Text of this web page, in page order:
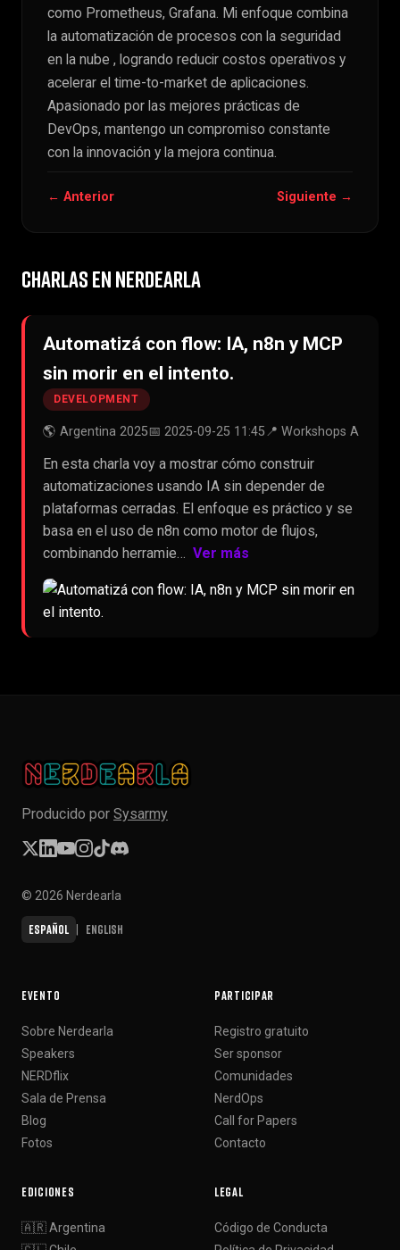
como Prometheus, Grafana. Mi enfoque combina
la automatización de procesos con la seguridad
en la nube , logrando reducir costos operativos y
acelerar el time-to-market de aplicaciones.
Apasionado por las mejores prácticas de
DevOps, mantengo un compromiso constante
con la innovación y la mejora continua.
← Anterior Siguiente →
CHARLAS EN NERDEARLA
Automatizá con flow: IA, n8n y MCP
sin morir en el intento.
DEVELOPMENT
🌎 Argentina 2025📅 2025-09-25 11:45📍 Workshops A
En esta charla voy a mostrar cómo construir
automatizaciones usando IA sin depender de
plataformas cerradas. El enfoque es práctico y se
basa en el uso de n8n como motor de flujos,
combinando herramie… Ver más
Producido por Sysarmy
© 2026 Nerdearla
Español English
EVENTO
Sobre Nerdearla
Speakers
NERDflix
Sala de Prensa
Blog
Fotos
PARTICIPAR
Registro gratuito
Ser sponsor
Comunidades
NerdOps
Call for Papers
Contacto
EDICIONES
🇦🇷 Argentina
LEGAL
Código de Conducta